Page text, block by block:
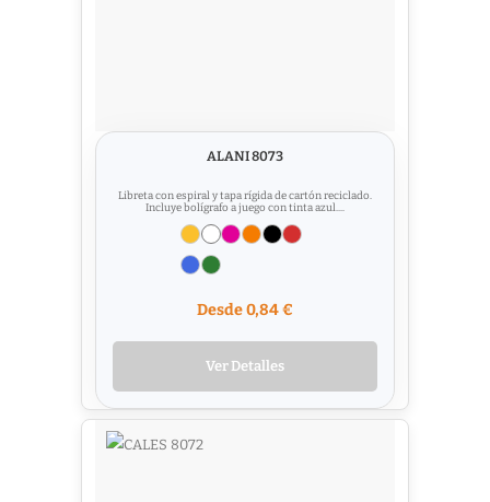
ALANI 8073
Libreta con espiral y tapa rígida de cartón reciclado.
Incluye bolígrafo a juego con tinta azul....
Desde 0,84 €
Ver Detalles